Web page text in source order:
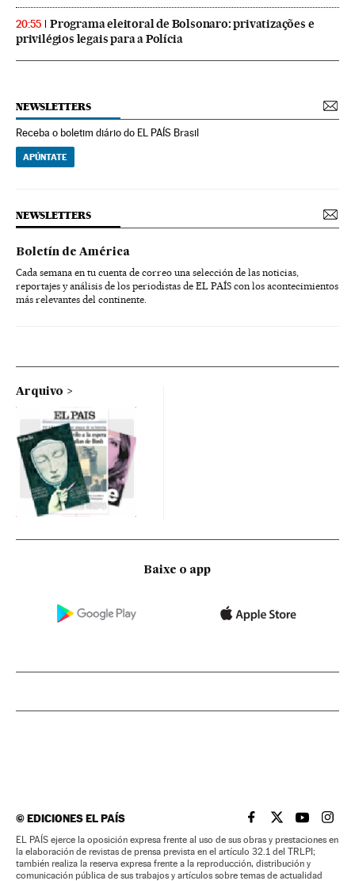
20:55
Programa eleitoral de Bolsonaro: privatizações e
privilégios legais para a Polícia
NEWSLETTERS
Receba o boletim diário do EL PAÍS Brasil
APÚNTATE
NEWSLETTERS
Boletín de América
Cada semana en tu cuenta de correo una selección de las noticias,
reportajes y análisis de los periodistas de EL PAÍS con los acontecimientos
más relevantes del continente.
Arquivo
Baixe o app
©EDICIONES EL PAÍS EL PAÍS BRASIL EN
EL PAÍSEL PAÍS
EL
EL PAÍS ejerce la oposición expresa frente al uso de sus obras y prestaciones en
la elaboración de revistas de prensa prevista en el artículo 32.1 del TRLPI;
también realiza la reserva expresa frente a la reproducción, distribución y
comunicación pública de sus trabajos y artículos sobre temas de actualidad